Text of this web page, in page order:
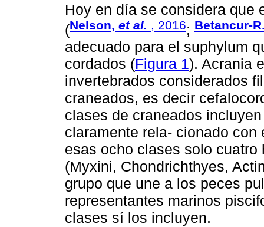
Hoy en día se considera que
(Nelson, et al. , 2016; Betancur-
adecuado para el suphylum
cordados (Figura 1). Acrania
invertebrados considerados
craneados, es decir
clases de craneados
claramente rela- cionado
esas ocho clases solo
(Myxini, Chondrichthyes,
grupo que une a los peces
representantes marinos
clases sí los incluyen.